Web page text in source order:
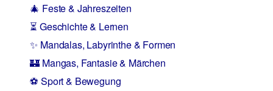
🎄 Feste & Jahreszeiten
⏳ Geschichte & Lernen
✨ Mandalas, Labyrinthe & Formen
🏰 Mangas, Fantasie & Märchen
⚽ Sport & Bewegung